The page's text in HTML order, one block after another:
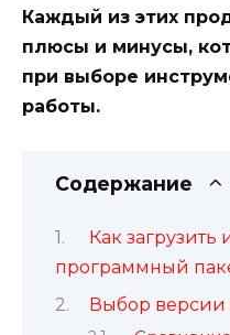
Каждый из этих
плюсы и минусы,
при выборе
работы.
Содержание
Как загрузить
программный
Выбор версии